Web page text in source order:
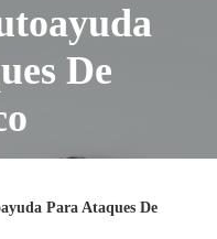
De
Para Ataques De